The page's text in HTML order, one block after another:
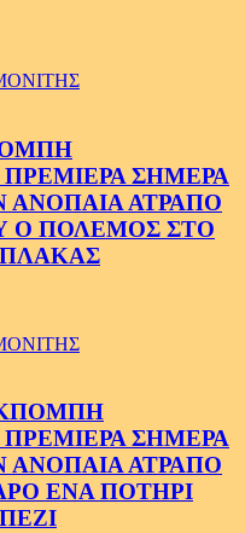
ΣΗΜΕΡΑ
ΑΝΟΠΑΙΑ ΑΤΡΑΠΟ
Ο ΠΟΛΕΜΟΣ ΣΤΟ
ΠΛΑΚΑΣ
ΣΗΜΕΡΑ
ΑΝΟΠΑΙΑ ΑΤΡΑΠΟ
ΕΝΑ ΠΟΤΗΡΙ